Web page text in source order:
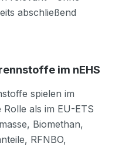
abschließend
im nEHS
spielen im
als im EU-ETS
Biomethan,
RFNBO,